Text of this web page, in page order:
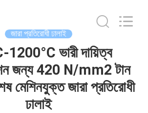
জারা প্রতিরোধী ঢালাই
ভারী দায়িত্ব
জন্য 420 N/mm2 টান
মেশিনযুক্ত জারা প্রতিরোধী
ঢালাই